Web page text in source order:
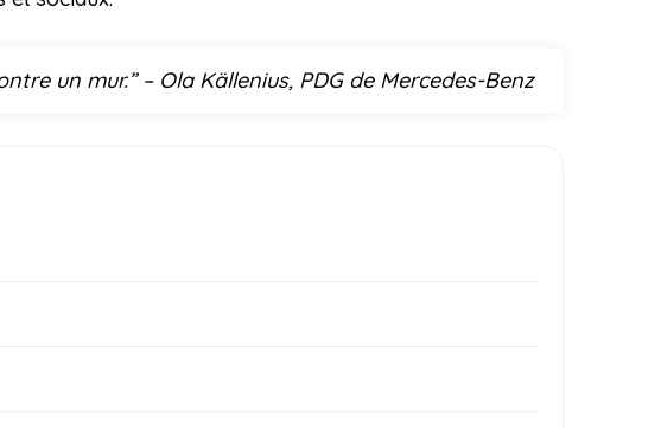
un mur.” – Ola Källenius, PDG de Mercedes-Benz